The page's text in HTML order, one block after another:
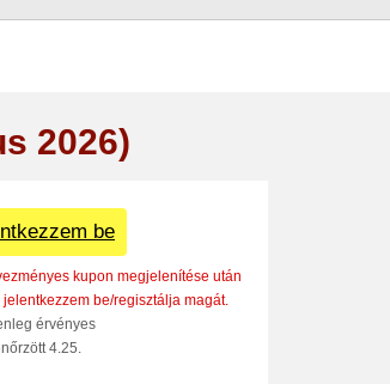
2026)
be
kupon megjelenítése után
jelentkezzem be/regisztálja magát.
érvényes
4.25.